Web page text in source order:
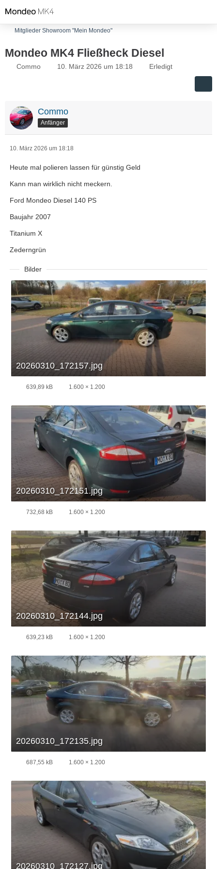
Mitglieder Showroom "Mein Mondeo"
Mondeo MK4 Fließheck Diesel
Commo 10. März 2026 um 18:18 Erledigt
Commo
Anfänger
10. März 2026 um 18:18
Heute mal polieren lassen für günstig Geld
Kann man wirklich nicht meckern.
Ford Mondeo Diesel 140 PS
Baujahr 2007
Titanium X
Zederngrün
Bilder
20260310_172157.jpg
639,89 kB 1.600 × 1.200
20260310_172151.jpg
732,68 kB 1.600 × 1.200
20260310_172144.jpg
639,23 kB 1.600 × 1.200
20260310_172135.jpg
687,55 kB 1.600 × 1.200
20260310_172127.jpg